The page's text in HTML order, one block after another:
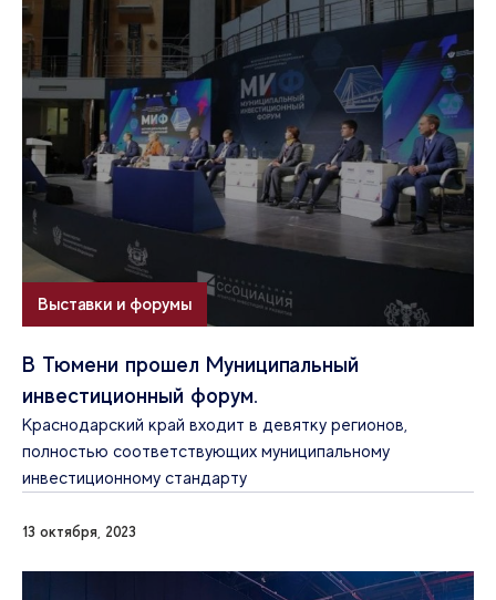
Выставки и форумы
В Тюмени прошел Муниципальный
инвестиционный форум.
Краснодарский край входит в девятку регионов,
полностью соответствующих муниципальному
инвестиционному стандарту
13 октября, 2023